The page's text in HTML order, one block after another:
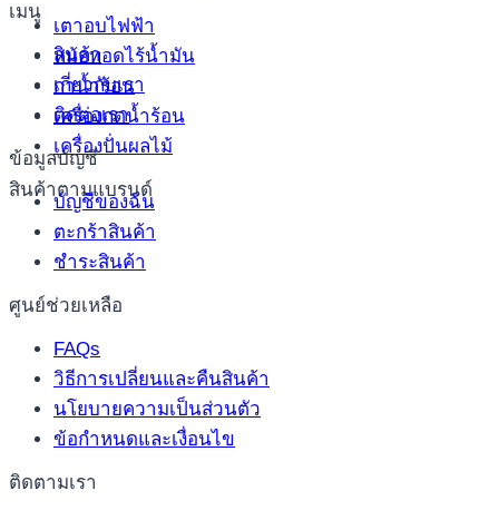
เตาอบไฟฟ้า
หม้อทอดไร้น้ำมัน
กาน้ำร้อน
เครื่องกดน้ำร้อน
เครื่องปั่นผลไม้
สินค้าตามแบรนด์
เมนู
สินค้า
เกี่ยวกับเรา
ติดต่อเรา
ข้อมูลบัญชี
บัญชีของฉัน
ตะกร้าสินค้า
ชำระสินค้า
ศูนย์ช่วยเหลือ
FAQs
วิธีการเปลี่ยนและคืนสินค้า
นโยบายความเป็นส่วนตัว
ข้อกำหนดและเงื่อนไข
ติดตามเรา